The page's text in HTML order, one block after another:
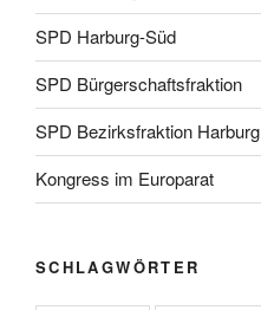
SPD Harburg-Süd
SPD Bürgerschaftsfraktion
SPD Bezirksfraktion Harburg
Kongress im Europarat
SCHLAGWÖRTER